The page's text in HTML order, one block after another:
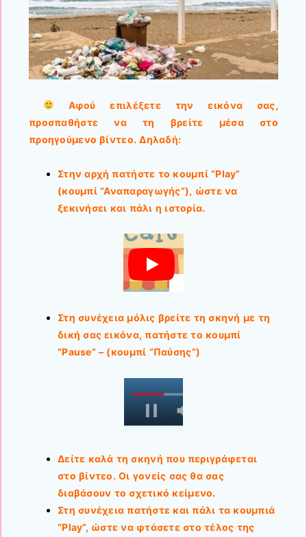
Αφού επιλέξετε την εικόνα σας,
προσπαθήστε να τη βρείτε μέσα στο
προηγούμενο βίντεο. Δηλαδή:
Στην αρχή πατήστε το κουμπί“Play”
(κουμπί “Αναπαραγωγής”), ώστε να
ξεκινήσει και πάλι η ιστορία.
Στη συνέχεια μόλις βρείτε τη σκηνή με τη
δική σας εικόνα, πατήστε το κουμπί
“Pause” – (κουμπί “Παύσης”)
Δείτε καλά τη σκηνή που περιγράφεται
στο βίντεο. Οι γονείς σας θα σας
διαβάσουν το σχετικό κείμενο.
Στη συνέχεια πατήστε και πάλι τα κουμπιά
“Play”, ώστε να φτάσετε στο τέλος της